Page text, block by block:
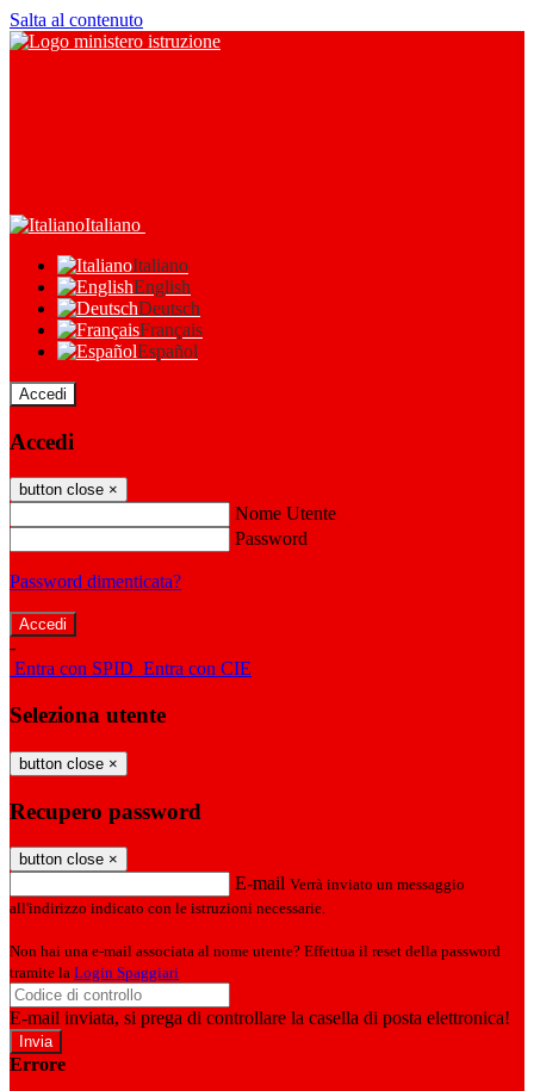
Salta al contenuto
Italiano
Italiano
English
Deutsch
Français
Español
Accedi
Accedi
button close ×
Nome Utente
Password
Password dimenticata?
-
Entra con SPID Entra con CIE
Seleziona utente
button close ×
Recupero password
button close ×
E-mail Verrà inviato un messaggio
all'indirizzo indicato con le istruzioni necessarie.
Non hai una e-mail associata al nome utente? Effettua il reset della password
tramite la Login Spaggiari
E-mail inviata, si prega di controllare la casella di posta elettronica!
Errore